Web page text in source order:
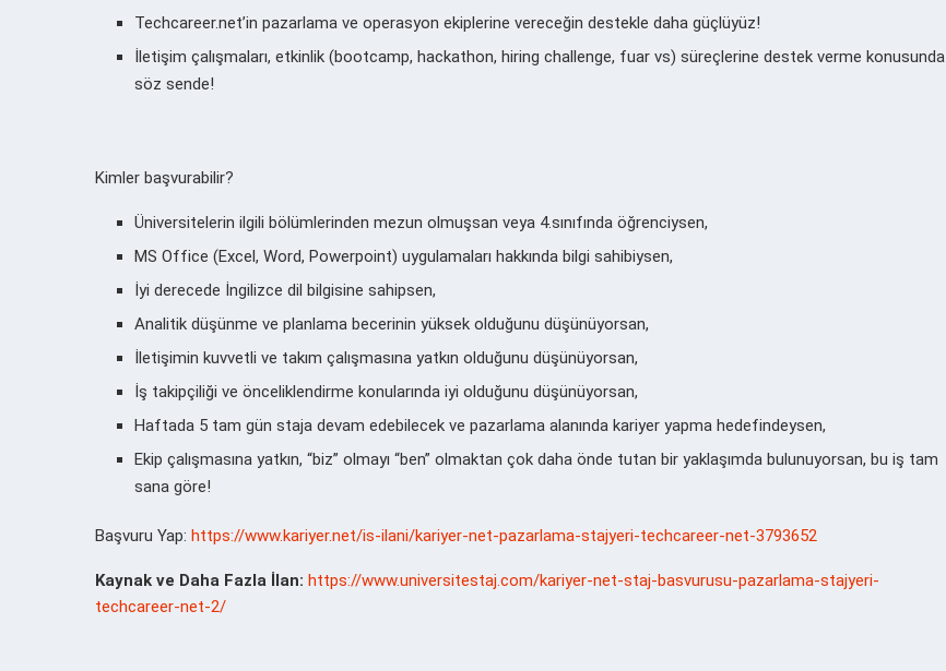
Techcareer.net’in pazarlama ve operasyon ekiplerine vereceğin destekle daha güçlüyüz!
İletişim çalışmaları, etkinlik (bootcamp, hackathon, hiring challenge, fuar vs) süreçlerine destek verme konusunda
söz sende!
Kimler başvurabilir?
Üniversitelerin ilgili bölümlerinden mezun olmuşsan veya 4.sınıfında öğrenciysen,
MS Office (Excel, Word, Powerpoint) uygulamaları hakkında bilgi sahibiysen,
İyi derecede İngilizce dil bilgisine sahipsen,
Analitik düşünme ve planlama becerinin yüksek olduğunu düşünüyorsan,
İletişimin kuvvetli ve takım çalışmasına yatkın olduğunu düşünüyorsan,
İş takipçiliği ve önceliklendirme konularında iyi olduğunu düşünüyorsan,
Haftada 5 tam gün staja devam edebilecek ve pazarlama alanında kariyer yapma hedefindeysen,
Ekip çalışmasına yatkın, “biz” olmayı “ben” olmaktan çok daha önde tutan bir yaklaşımda bulunuyorsan, bu iş tam
sana göre!
Başvuru Yap: https://www.kariyer.net/is-ilani/kariyer-net-pazarlama-stajyeri-techcareer-net-3793652
Kaynak ve Daha Fazla İlan: https://www.universitestaj.com/kariyer-net-staj-basvurusu-pazarlama-stajyeri-
techcareer-net-2/